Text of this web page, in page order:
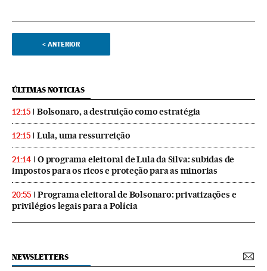
< ANTERIOR
ÚLTIMAS NOTICIAS
12:15 Bolsonaro, a destruição como estratégia
12:15 Lula, uma ressurreição
21:14
O programa eleitoral de Lula da Silva: subidas de
impostos para os ricos e proteção para as minorias
20:55
Programa eleitoral de Bolsonaro: privatizações e
privilégios legais para a Polícia
NEWSLETTERS